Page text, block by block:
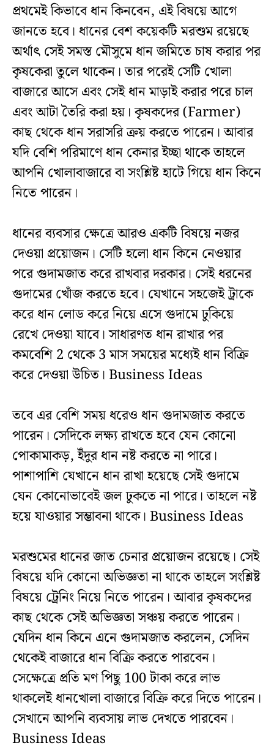
প্রথমেই কিভাবে ধান কিনবেন, এই বিষয়ে আগে
জানতে হবে। ধানের বেশ কয়েকটি মরশুম রয়েছে
অর্থাৎ সেই সমস্ত মৌসুমে ধান জমিতে চাষ করার পর
কৃষকেরা তুলে থাকেন। তার পরেই সেটি খোলা
বাজারে আসে এবং সেই ধান মাড়াই করার পরে চাল
এবং আটা তৈরি করা হয়। কৃষকদের (Farmer)
কাছ থেকে ধান সরাসরি ক্রয় করতে পারেন। আবার
যদি বেশি পরিমাণে ধান কেনার ইচ্ছা থাকে তাহলে
আপনি খোলাবাজারে বা সংশ্লিষ্ট হাটে গিয়ে ধান কিনে
নিতে পারেন।
ধানের ব্যবসার ক্ষেত্রে আরও একটি বিষয়ে নজর
দেওয়া প্রয়োজন। সেটি হলো ধান কিনে নেওয়ার
পরে গুদামজাত করে রাখবার দরকার। সেই ধরনের
গুদামের খোঁজ করতে হবে। যেখানে সহজেই ট্রাকে
করে ধান লোড করে নিয়ে এসে গুদামে ঢুকিয়ে
রেখে দেওয়া যাবে। সাধারণত ধান রাখার পর
কমবেশি 2 থেকে 3 মাস সময়ের মধ্যেই ধান বিক্রি
করে দেওয়া উচিত। Business Ideas
তবে এর বেশি সময় ধরেও ধান গুদামজাত করতে
পারেন। সেদিকে লক্ষ্য রাখতে হবে যেন কোনো
পোকামাকড়, ইঁদুর ধান নষ্ট করতে না পারে।
পাশাপাশি যেখানে ধান রাখা হয়েছে সেই গুদামে
যেন কোনোভাবেই জল ঢুকতে না পারে। তাহলে নষ্ট
হয়ে যাওয়ার সম্ভাবনা থাকে। Business Ideas
মরশুমের ধানের জাত চেনার প্রয়োজন রয়েছে। সেই
বিষয়ে যদি কোনো অভিজ্ঞতা না থাকে তাহলে সংশ্লিষ্ট
বিষয়ে ট্রেনিং নিয়ে নিতে পারেন। আবার কৃষকদের
কাছ থেকে সেই অভিজ্ঞতা সঞ্চয় করতে পারেন।
যেদিন ধান কিনে এনে গুদামজাত করলেন, সেদিন
থেকেই বাজারে ধান বিক্রি করতে পারবেন।
সেক্ষেত্রে প্রতি মণ পিছু 100 টাকা করে লাভ
থাকলেই ধানখোলা বাজারে বিক্রি করে দিতে পারেন।
সেখানে আপনি ব্যবসায় লাভ দেখতে পারবেন।
Business Ideas